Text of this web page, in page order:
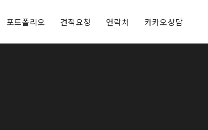
포트폴리오 견적요청 연락처 카카오상담